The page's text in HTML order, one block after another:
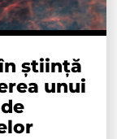
știință
unui